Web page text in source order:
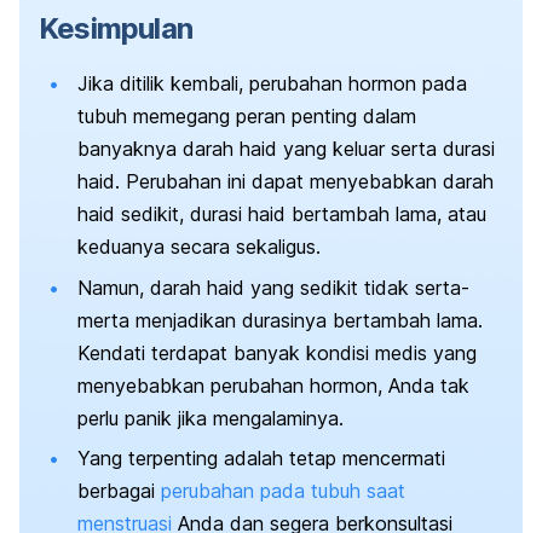
Kesimpulan
Jika ditilik kembali, perubahan hormon pada
tubuh memegang peran penting dalam
banyaknya darah haid yang keluar serta durasi
haid. Perubahan ini dapat menyebabkan darah
haid sedikit, durasi haid bertambah lama, atau
keduanya secara sekaligus.
Namun, darah haid yang sedikit tidak serta-
merta menjadikan durasinya bertambah lama.
Kendati terdapat banyak kondisi medis yang
menyebabkan perubahan hormon, Anda tak
perlu panik jika mengalaminya.
Yang terpenting adalah tetap mencermati
berbagai perubahan pada tubuh saat
menstruasi Anda dan segera berkonsultasi